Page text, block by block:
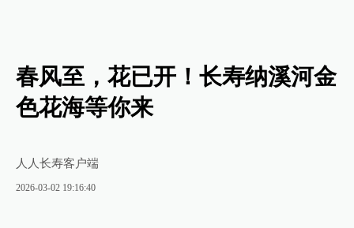
春风至，花已开！长寿纳溪河金
色花海等你来
人人长寿客户端
2026-03-02 19:16:40